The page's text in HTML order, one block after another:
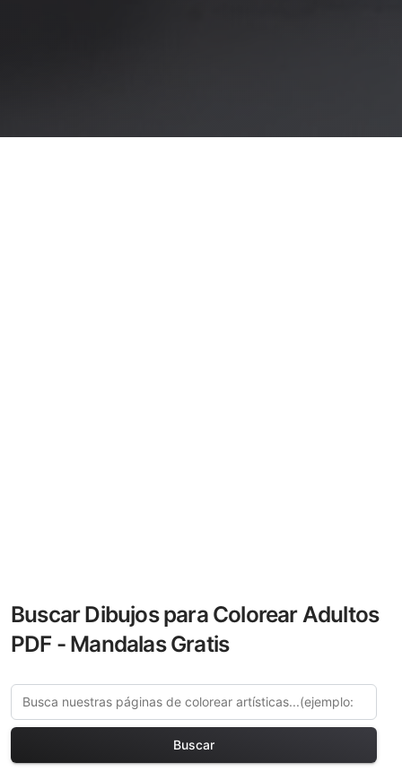
Buscar Dibujos para Colorear Adultos
PDF - Mandalas Gratis
Buscar